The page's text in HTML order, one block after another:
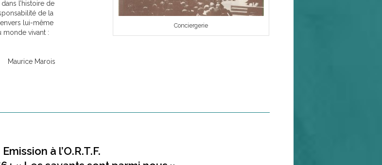
l’histoire de
de la
lui-même
monde vivant :
Maurice Marois
Conciergerie
Emission à l’O.R.T.F.